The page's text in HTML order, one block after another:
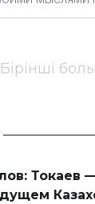
Бірінші
Токаев